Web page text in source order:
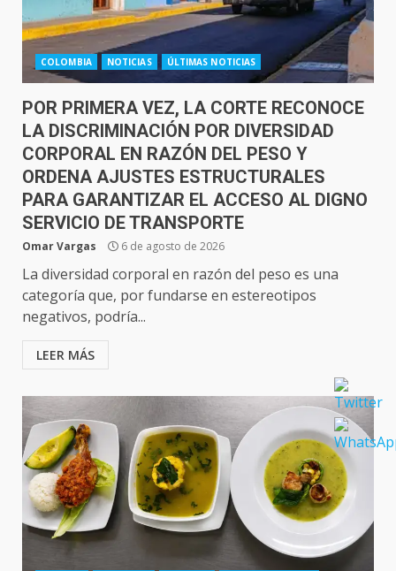
COLOMBIA NOTICIAS ÚLTIMAS NOTICIAS
POR PRIMERA VEZ, LA CORTE RECONOCE
LA DISCRIMINACIÓN POR DIVERSIDAD
CORPORAL EN RAZÓN DEL PESO Y
ORDENA AJUSTES ESTRUCTURALES
PARA GARANTIZAR EL ACCESO AL DIGNO
SERVICIO DE TRANSPORTE
Omar Vargas 6 de agosto de 2026
La diversidad corporal en razón del peso es una
categoría que, por fundarse en estereotipos
negativos, podría...
LEER MÁS